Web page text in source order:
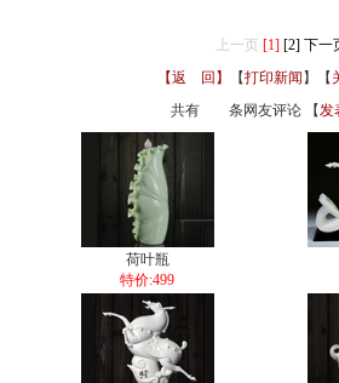
上一页 [1] [2] 下一
【返 回】
【打印新闻 】【
共有
条网友评论 【发
荷叶瓶
特价:499